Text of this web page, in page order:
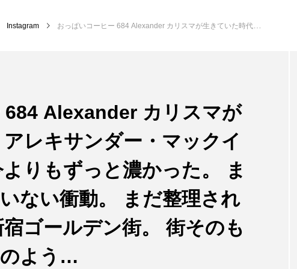
Instagram おっぱいコーヒー 684 Alexander カリスマが生きていた時代。 アレキサンダー・マックイーン の空気は、今よりもずっと濃かった。 まだ削ぎ落とされていない衝動。 まだ整理されていない狂気。 新宿ゴールデン街。 街そのものがショーケースのよう…
684 Alexander カリスマが
レキサンダー・マックイ
りもずっと濃かった。 ま
ない衝動。 まだ整理され
ゴールデン街。 街そのも
よう…